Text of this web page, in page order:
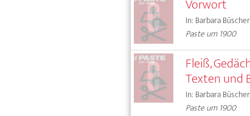
Vorwort
In: Barbara
Paste um 1900
Fleiß,
Texten und
In: Barbara
Paste um 1900